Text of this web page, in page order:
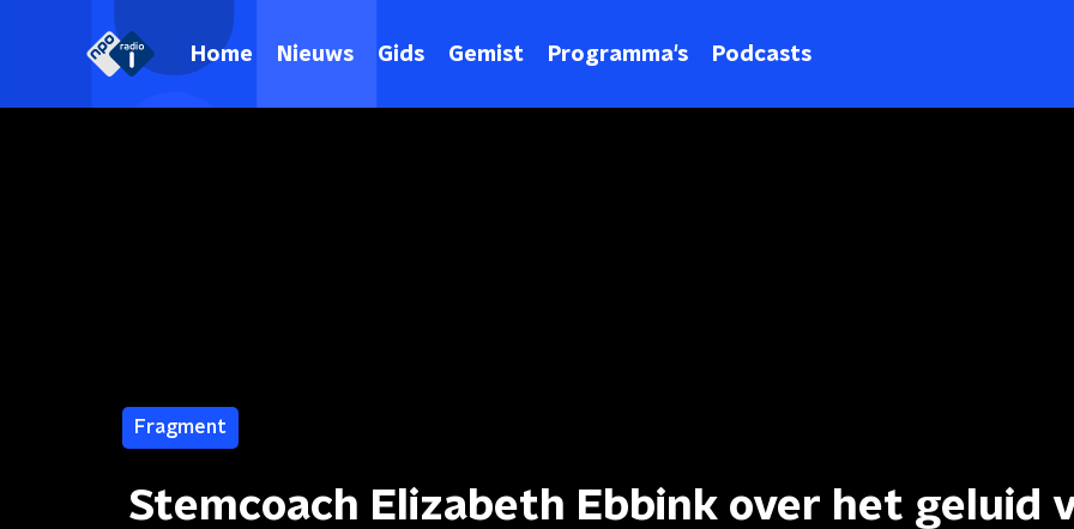
Home Nieuws Gids Gemist Programma's Podcasts
Fragment
Stemcoach Elizabeth Ebbink over het geluid